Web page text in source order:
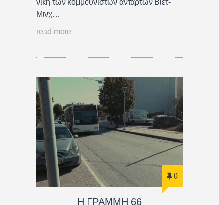
νίκη των κομμουνιστών ανταρτών Βιετ-
Μινχ…
read more
0
Η ΓΡΑΜΜΗ 66